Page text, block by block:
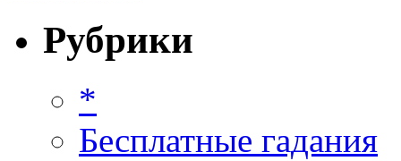
Рубрики
*
Бесплатные гадания